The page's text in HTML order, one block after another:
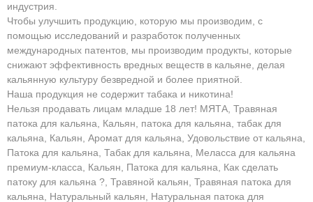
индустрия.
Чтобы улучшить продукцию, которую мы производим, с
помощью исследований и разработок полученных
международных патентов, мы производим продукты, которые
снижают эффективность вредных веществ в кальяне, делая
кальянную культуру безвредной и более приятной.
Наша продукция не содержит табака и никотина!
Нельзя продавать лицам младше 18 лет! МЯТА, Травяная
патока для кальяна, Кальян, патока для кальяна, табак для
кальяна, Кальян, Аромат для кальяна, Удовольствие от кальяна,
Патока для кальяна, Табак для кальяна, Меласса для кальяна
премиум-класса, Кальян, Патока для кальяна, Как сделать
патоку для кальяна ?, Травяной кальян, Травяная патока для
кальяна, Натуральный кальян, Натуральная патока для